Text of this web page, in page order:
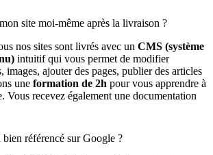
site moi-même après la livraison ?
nos sites sont livrés avec un CMS (système
intuitif qui vous permet de modifier
images, ajouter des pages, publier des articles
une formation de 2h pour vous apprendre à
Vous recevez également une documentation
référencé sur Google ?